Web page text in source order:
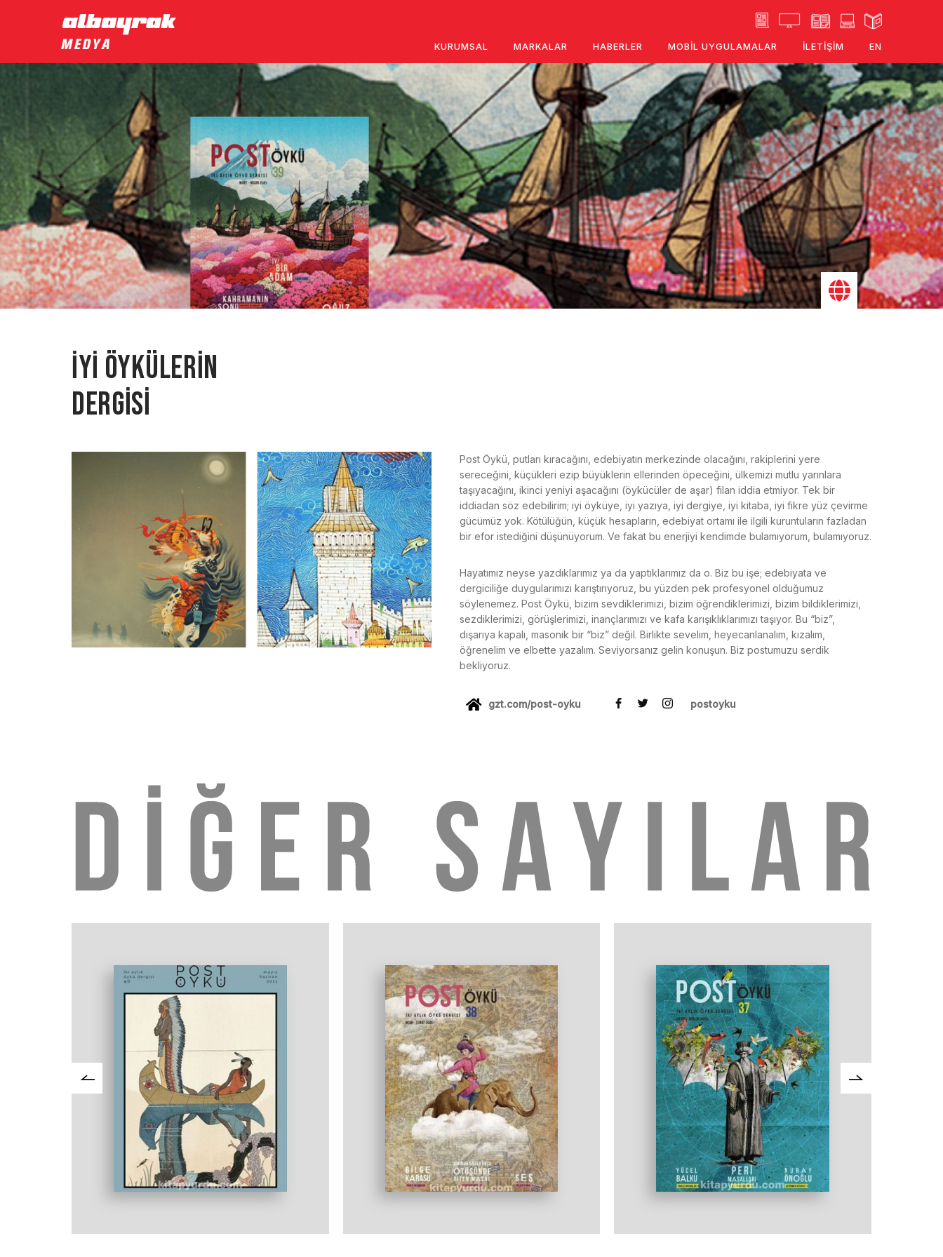
KURUMSAL MARKALAR HABERLER MOBIL UYGULAMALAR İLETIŞIM EN
İYİ ÖYKÜLERİN
DERGİSİ
Post Öykü, putları kıracağını, edebiyatın merkezinde olacağını, rakiplerini yere
sereceğini, küçükleri ezip büyüklerin ellerinden öpeceğini, ülkemizi mutlu yarınlara
taşıyacağını, ikinci yeniyi aşacağını (öykücüler de aşar) filan iddia etmiyor. Tek bir
iddiadan söz edebilirim; iyi öyküye, iyi yazıya, iyi dergiye, iyi kitaba, iyi fikre yüz çevirme
gücümüz yok. Kötülüğün, küçük hesapların, edebiyat ortamı ile ilgili kuruntuların fazladan
bir efor istediğini düşünüyorum. Ve fakat bu enerjiyi kendimde bulamıyorum, bulamıyoruz.
Hayatımız neyse yazdıklarımız ya da yaptıklarımız da o. Biz bu işe; edebiyata ve
dergiciliğe duygularımızı karıştırıyoruz, bu yüzden pek profesyonel olduğumuz
söylenemez. Post Öykü, bizim sevdiklerimizi, bizim öğrendiklerimizi, bizim bildiklerimizi,
sezdiklerimizi, görüşlerimizi, inançlarımızı ve kafa karışıklıklarımızı taşıyor. Bu “biz”,
dışarıya kapalı, masonik bir “biz” değil. Birlikte sevelim, heyecanlanalım, kızalım,
öğrenelim ve elbette yazalım. Seviyorsanız gelin konuşun. Biz postumuzu serdik
bekliyoruz.
gzt.com/post-oyku postoyku